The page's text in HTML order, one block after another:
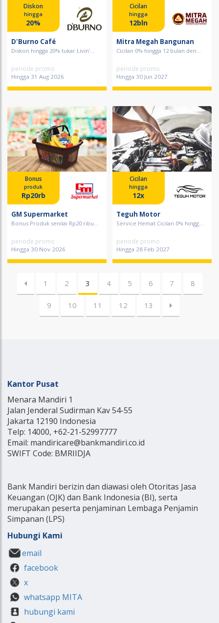
Diskon
hingga
20%
D'Burno Café
Diskon hingga 20% tukar Livin'...
periode promo
Hingga 31 Aug 2026
Cicilan
hingga
12bln
Mitra Megah Bangunan
Cicilan 0% hingga 12 bulan den...
periode promo
Hingga 30 Jun 2027
Bonus
produk
Rp20rb
GM Supermarket
Bonus Produk senilai Rp20 ribu...
periode promo
Hingga 30 Nov 2026
Cicilan
hingga
12x
Teguh Motor
Service Hemat Cicilan 0% hingg...
periode promo
Hingga 28 Feb 2027
1 2 3 4 5 6 7 8
9 10 11 12 13
Kantor Pusat
Menara Mandiri 1
Jalan Jenderal Sudirman Kav 54-55
Jakarta 12190 Indonesia
Telp: 14000, +62-21-52997777
Email: mandiricare@bankmandiri.co.id
SWIFT Code: BMRIIDJA
Bank Mandiri berizin dan diawasi oleh Otoritas Jasa
Keuangan (OJK) dan Bank Indonesia (BI), serta
merupakan peserta penjaminan Lembaga Penjamin
Simpanan (LPS)
Hubungi Kami
email
facebook
x
whatsapp MITA
hubungi kami